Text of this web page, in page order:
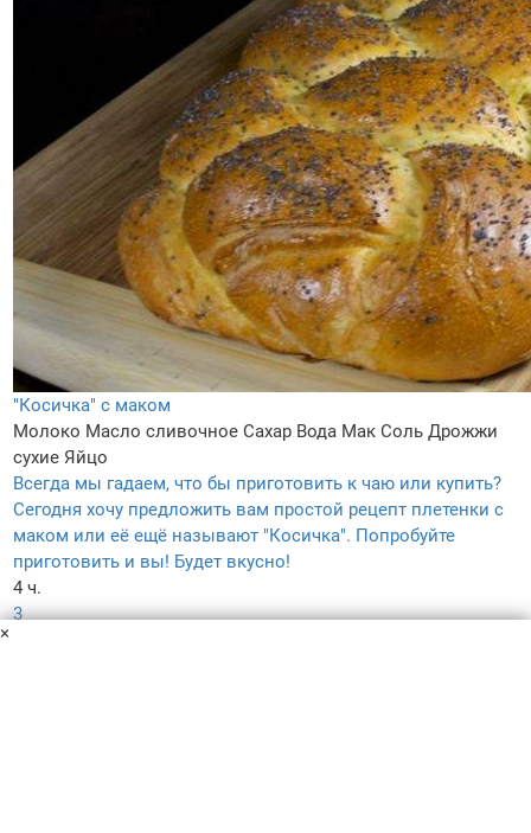
"Косичка" с маком
Молоко Масло сливочное Сахар Вода Мак Соль Дрожжи
сухие Яйцо
Всегда мы гадаем, что бы приготовить к чаю или купить?
Сегодня хочу предложить вам простой рецепт плетенки с
маком или её ещё называют "Косичка". Попробуйте
приготовить и вы! Будет вкусно!
4 ч.
3
×